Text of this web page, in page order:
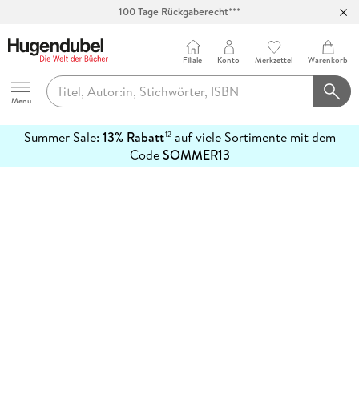
100 Tage Rückgaberecht***
Hugendubel
Menu
Filiale Konto Merkzettel Warenkorb
Summer Sale: 13% Rabatt12auf viele Sortimente mit dem
CodeSOMMER13
erfahren